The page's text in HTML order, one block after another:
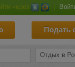
через
Подать